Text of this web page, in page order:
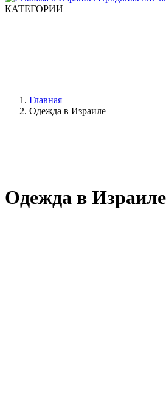
КАТЕГОРИИ
Главная
Одежда в Израиле
Одежда в Израиле